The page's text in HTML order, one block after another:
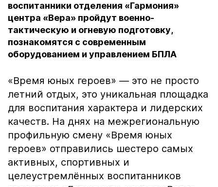
воспитанники отделения «Гармония»
центра «Вера» пройдут военно-
тактическую и огневую подготовку,
познакомятся с современным
оборудованием и управлением БПЛА
«Время юных героев» — это не просто
летний отдых, это уникальная площадка
для воспитания характера и лидерских
качеств. На днях на межрегиональную
профильную смену «Время юных
героев» отправились шестеро самых
активных, спортивных и
целеустремлённых воспитанников